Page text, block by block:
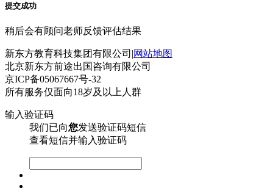
提交成功
稍后会有顾问老师反馈评估结果
新东方教育科技集团有限公司|网站地图
北京新东方前途出国咨询有限公司
京ICP备05067667号-32
所有服务仅面向18岁及以上人群
输入验证码
我们已向您发送验证码短信
查看短信并输入验证码